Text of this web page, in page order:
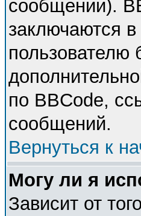
сообщении).
заключаются
пользователю
по BBCode,
сообщений.
Вернуться к
Могу ли я
Зависит от